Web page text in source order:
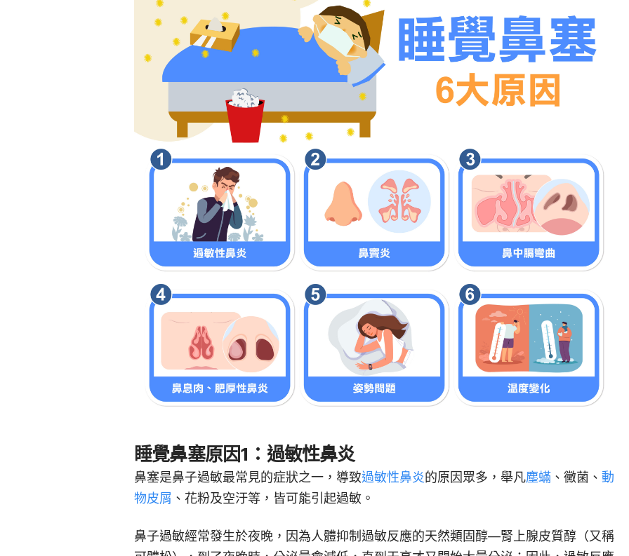
睡覺鼻塞原因1：過敏性鼻炎
鼻塞是鼻子過敏最常見的症狀之一，導致過敏性鼻炎的原因眾多，舉凡塵蟎 、黴菌、 動
物皮屑 、花粉及空汙等，皆可能引起過敏。
鼻子過敏經常發生於夜晚，因為人體抑制過敏反應的天然類固醇—腎上腺皮質醇（又稱